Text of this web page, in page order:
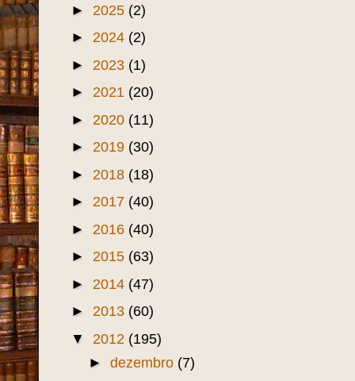
► 2025 (2)
► 2024 (2)
► 2023 (1)
► 2021 (20)
► 2020 (11)
► 2019 (30)
► 2018 (18)
► 2017 (40)
► 2016 (40)
► 2015 (63)
► 2014 (47)
► 2013 (60)
▼ 2012 (195)
► dezembro (7)